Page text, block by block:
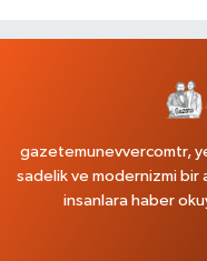
gazetemunevvercomtr,
sadelik ve modernizmi bir
insanlara haber